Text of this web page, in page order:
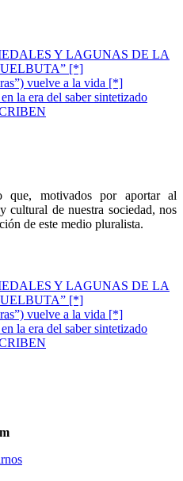
Y LAGUNAS DE LA
[*]
vuelve a la vida [*]
la era del saber sintetizado
que, motivados por aportar al
cultural de nuestra sociedad, nos
de este medio pluralista.
Y LAGUNAS DE LA
[*]
vuelve a la vida [*]
la era del saber sintetizado